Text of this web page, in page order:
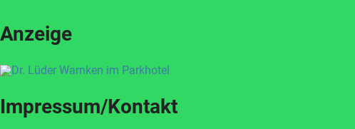
Anzeige
Impressum/Kontakt